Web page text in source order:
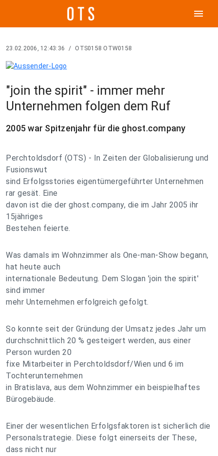
menu
23.02.2006, 12:43:36 / OTS0158 OTW0158
"join the spirit" - immer mehr
Unternehmen folgen dem Ruf
2005 war Spitzenjahr für die ghost.company
Perchtoldsdorf (OTS) - In Zeiten der Globalisierung und
Fusionswut
sind Erfolgsstories eigentümergeführter Unternehmen
rar gesät. Eine
davon ist die der ghost.company, die im Jahr 2005 ihr
15jähriges
Bestehen feierte.
Was damals im Wohnzimmer als One-man-Show begann,
hat heute auch
internationale Bedeutung. Dem Slogan 'join the spirit'
sind immer
mehr Unternehmen erfolgreich gefolgt.
So konnte seit der Gründung der Umsatz jedes Jahr um
durchschnittlich 20 % gesteigert werden, aus einer
Person wurden 20
fixe Mitarbeiter in Perchtoldsdorf/Wien und 6 im
Tochterunternehmen
in Bratislava, aus dem Wohnzimmer ein beispielhaftes
Bürogebäude.
Einer der wesentlichen Erfolgsfaktoren ist sicherlich die
Personalstrategie. Diese folgt einerseits der These,
dass nicht nur